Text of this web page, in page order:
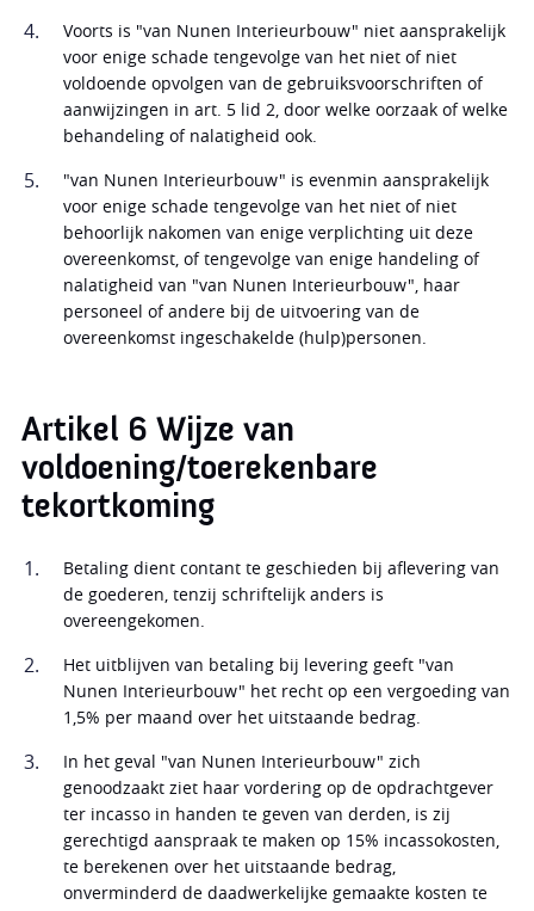
Voorts is "van Nunen Interieurbouw" niet aansprakelijk
voor enige schade tengevolge van het niet of niet
voldoende opvolgen van de gebruiksvoorschriften of
aanwijzingen in art. 5 lid 2, door welke oorzaak of welke
behandeling of nalatigheid ook.
"van Nunen Interieurbouw" is evenmin aansprakelijk
voor enige schade tengevolge van het niet of niet
behoorlijk nakomen van enige verplichting uit deze
overeenkomst, of tengevolge van enige handeling of
nalatigheid van "van Nunen Interieurbouw", haar
personeel of andere bij de uitvoering van de
overeenkomst ingeschakelde (hulp)personen.
Artikel 6 Wijze van
voldoening/toerekenbare
tekortkoming
Betaling dient contant te geschieden bij aflevering van
de goederen, tenzij schriftelijk anders is
overeengekomen.
Het uitblijven van betaling bij levering geeft "van
Nunen Interieurbouw" het recht op een vergoeding van
1,5% per maand over het uitstaande bedrag.
In het geval "van Nunen Interieurbouw" zich
genoodzaakt ziet haar vordering op de opdrachtgever
ter incasso in handen te geven van derden, is zij
gerechtigd aanspraak te maken op 15% incassokosten,
te berekenen over het uitstaande bedrag,
onverminderd de daadwerkelijke gemaakte kosten te